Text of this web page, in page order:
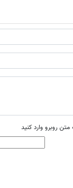
روبرو وارد کنید